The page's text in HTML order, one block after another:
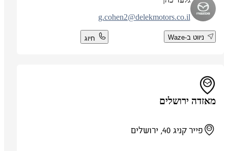
g.cohen2@delekmotors.co.il
ניווט ב-Waze חיוג
מאזדה ירושלים
פייר קניג 40, ירושלים